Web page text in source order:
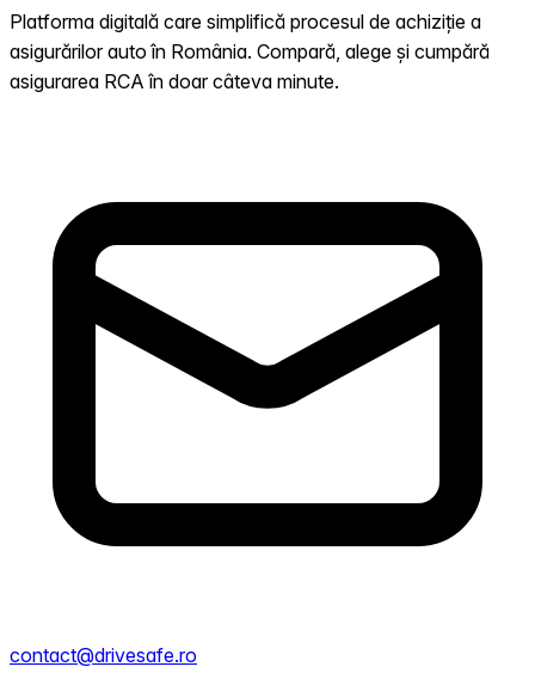
Platforma digitală care simplifică procesul de achiziție a
asigurărilor auto în România. Compară, alege și cumpără
asigurarea RCA în doar câteva minute.
contact@drivesafe.ro